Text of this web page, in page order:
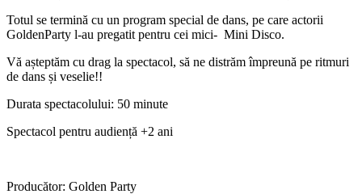
Totul se termină cu un program special de dans, pe care actorii
GoldenParty l-au pregatit pentru cei mici- Mini Disco.
Vă așteptăm cu drag la spectacol, să ne distrăm împreună pe ritmuri
de dans și veselie!!
Durata spectacolului: 50 minute
Spectacol pentru audiență +2 ani
Producător: Golden Party